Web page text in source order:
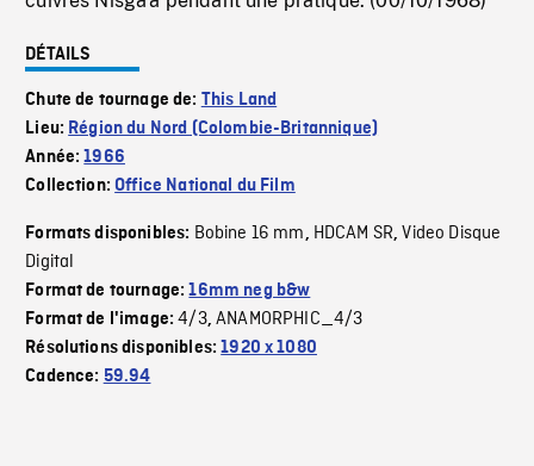
DÉTAILS
Chute de tournage de: This Land
Lieu: Région du Nord (Colombie-Britannique)
Année:1966
Collection:Office National du Film
Formats disponibles: Bobine 16 mm, HDCAM SR,Video Disque
Digital
Format de tournage:16mm neg b&w
Format de l'image:4/3,ANAMORPHIC_4/3
Résolutions disponibles:1920 x 1080
Cadence: 59.94